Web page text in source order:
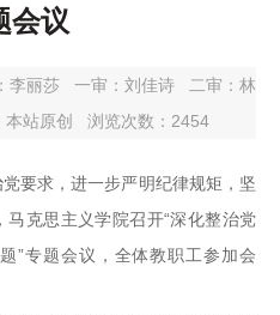
会议
李丽莎 一审： 刘佳诗 二审： 林
本站原创 浏览次数： 2454
要求，进一步严明纪律规矩，坚
克思主义学院召开“深化整治党
”专题会议，全体教职工参加会